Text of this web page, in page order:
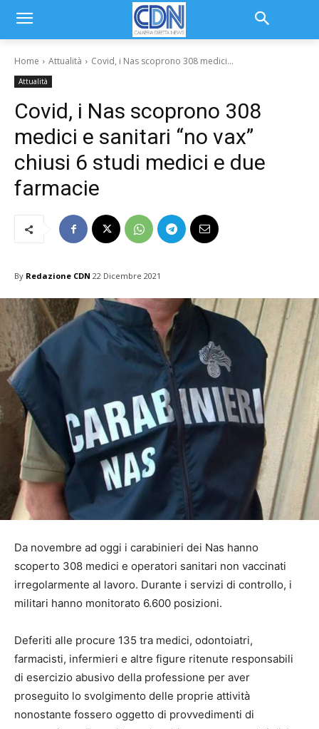
Home Attualità Covid, i Nas scoprono 308 medici...
Attualità
Covid, i Nas scoprono 308
medici e sanitari “no vax”
chiusi 6 studi medici e due
farmacie
By Redazione CDN 22 Dicembre 2021
Da novembre ad oggi i carabinieri dei Nas hanno
scoperto 308 medici e operatori sanitari non vaccinati
irregolarmente al lavoro. Durante i servizi di controllo, i
militari hanno monitorato 6.600 posizioni.
Deferiti alle procure 135 tra medici, odontoiatri,
farmacisti, infermieri e altre figure ritenute responsabili
di esercizio abusivo della professione per aver
proseguito lo svolgimento delle proprie attività
nonostante fossero oggetto di provvedimenti di